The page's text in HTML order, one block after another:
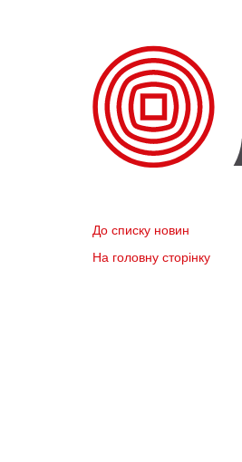
До списку новин
На головну сторінку